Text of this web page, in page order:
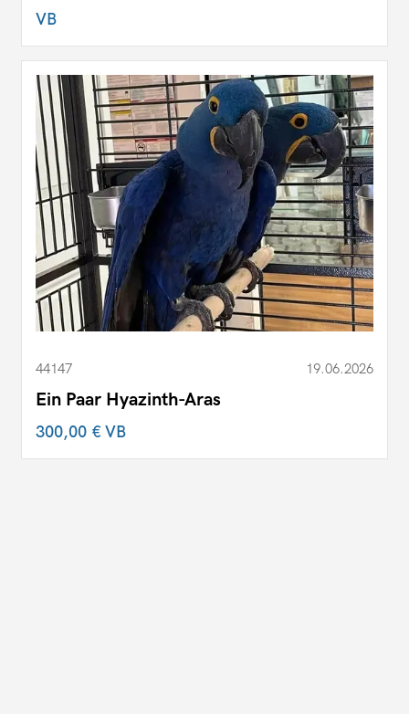
VB
44147 19.06.2026
Ein Paar Hyazinth-Aras
300,00 €VB